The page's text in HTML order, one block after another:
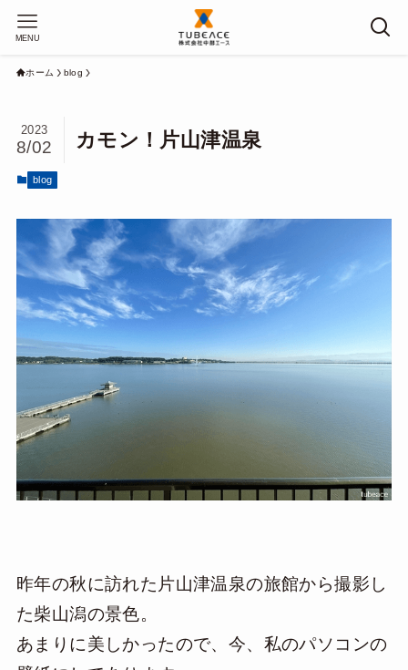
MENU
ホーム blog
カモン！片山津温泉
2023
8/02
blog
昨年の秋に訪れた片山津温泉の旅館から撮影し
た柴山潟の景色。
あまりに美しかったので、今、私のパソコンの